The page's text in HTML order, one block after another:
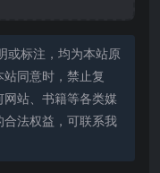
或标注，均为本站原
同意时，禁止复
站、书籍等各类媒
法权益，可联系我